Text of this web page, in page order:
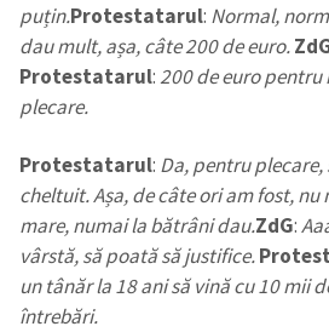
puțin.Protestatarul: Normal,
dau mult, așa, câte 200 de euro.
Protestatarul:200 de euro pentru
plecare.
Protestatarul: Da, pentru plecare,
cheltuit. Așa, de câte ori am fost, nu
mare, numai la bătrâni dau.ZdG:
vârstă, să poată să justifice.
un tânăr la 18 ani să vină cu 10 mii
întrebări.